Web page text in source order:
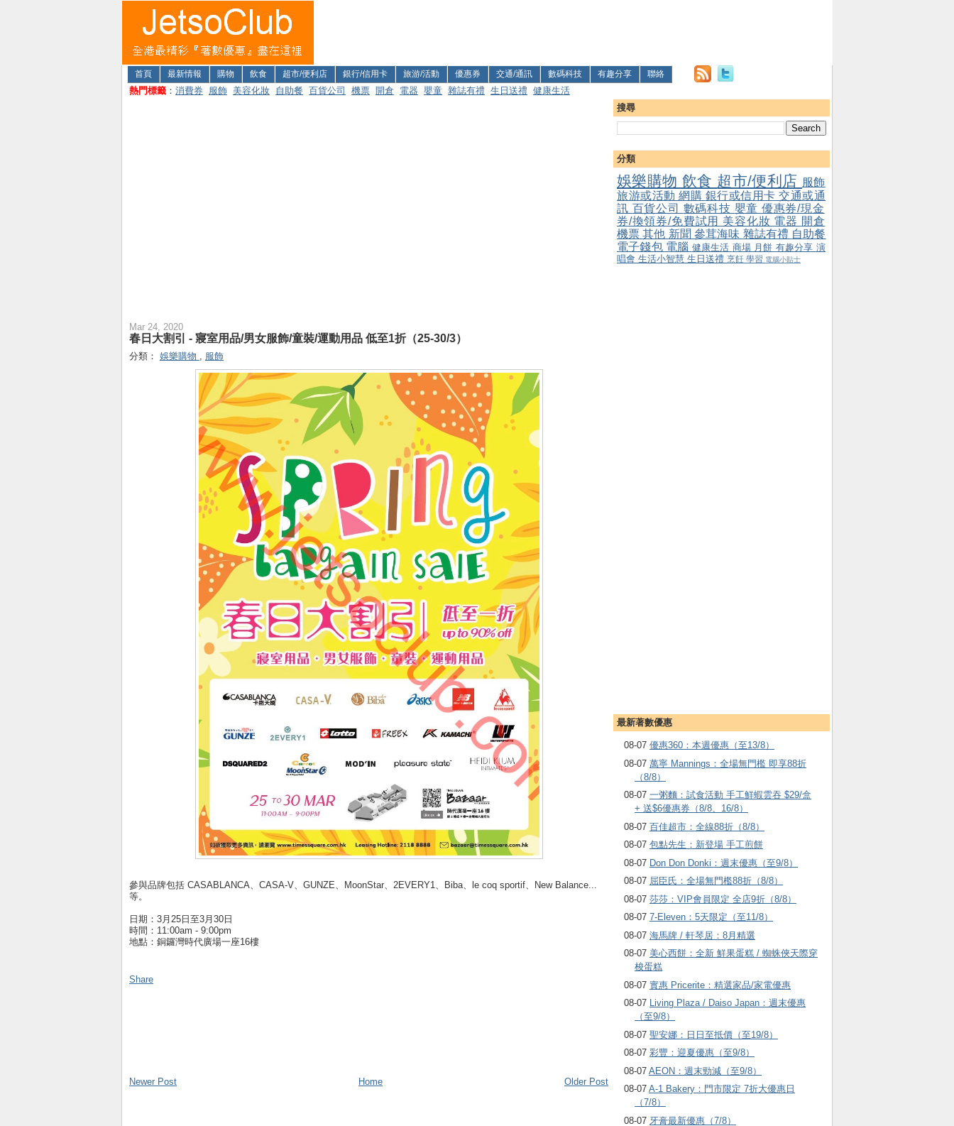
首頁 最新情報 購物 飲食 超市/便利店 銀行/信用卡 旅游/活動 優惠券 交通/通訊 數碼科技 有趣分享 聯絡
熱門標籤 ： 消費券 服飾 美容化妝 自助餐 百貨公司 機票 開倉 電器 嬰童 雜誌有禮 生日送禮 健康生活
搜尋
分類
娛樂購物 飲食 超市/便利店 服飾
旅游或活動 網購 銀行或信用卡 交通或通
訊 百貨公司 數碼科技 嬰童 優惠券/現金
券/換領券/免費試用 美容化妝 電器 開倉
機票其他 新聞參茸海味 雜誌有禮 自助餐
電子錢包 電腦 健康生活 商場 月餅 有趣分享 演
唱會 生活小智慧 生日送禮 烹飪 學習 電腦小貼士
最新著數優惠
08-07 優惠360：本週優惠（至13/8）
08-07 萬寧 Mannings：全場無門檻 即享88折
（8/8）
08-07 一粥麵：試食活動 手工鮮蝦雲吞 $29/盒
+ 送$6優惠券（8/8、16/8）
08-07 百佳超市：全線88折（8/8）
08-07 包點先生：新登場 手工煎餅
08-07 Don Don Donki：週末優惠（至9/8）
08-07 屈臣氏：全場無門檻88折（8/8）
08-07 莎莎：VIP會員限定 全店9折（8/8）
08-07 7-Eleven：5天限定（至11/8）
08-07 海馬牌 / 軒琴居：8月精選
08-07 美心西餅：全新 鮮果蛋糕 / 蜘蛛俠天際穿
梭蛋糕
08-07 實惠 Pricerite：精選家品/家電優惠
08-07 Living Plaza / Daiso Japan：週末優惠
（至9/8）
08-07 聖安娜：日日至抵價（至19/8）
08-07 彩豐：迎夏優惠（至9/8）
08-07 AEON：週末勁減（至9/8）
08-07 A-1 Bakery：門市限定 7折大優惠日
（7/8）
08-07 牙膏最新優惠（7/8）
Mar 24, 2020
春日大割引 - 寢室用品/男女服飾/童裝/運動用品 低至1折（25-30/3）
分類： 娛樂購物 , 服飾
參與品牌包括 CASABLANCA、CASA-V、GUNZE、MoonStar、2EVERY1、Biba、le coq sportif、New Balance...
等。
日期：3月25日至3月30日
時間：11:00am - 9:00pm
地點：銅鑼灣時代廣場一座16樓
Share
Newer Post Older Post
Home